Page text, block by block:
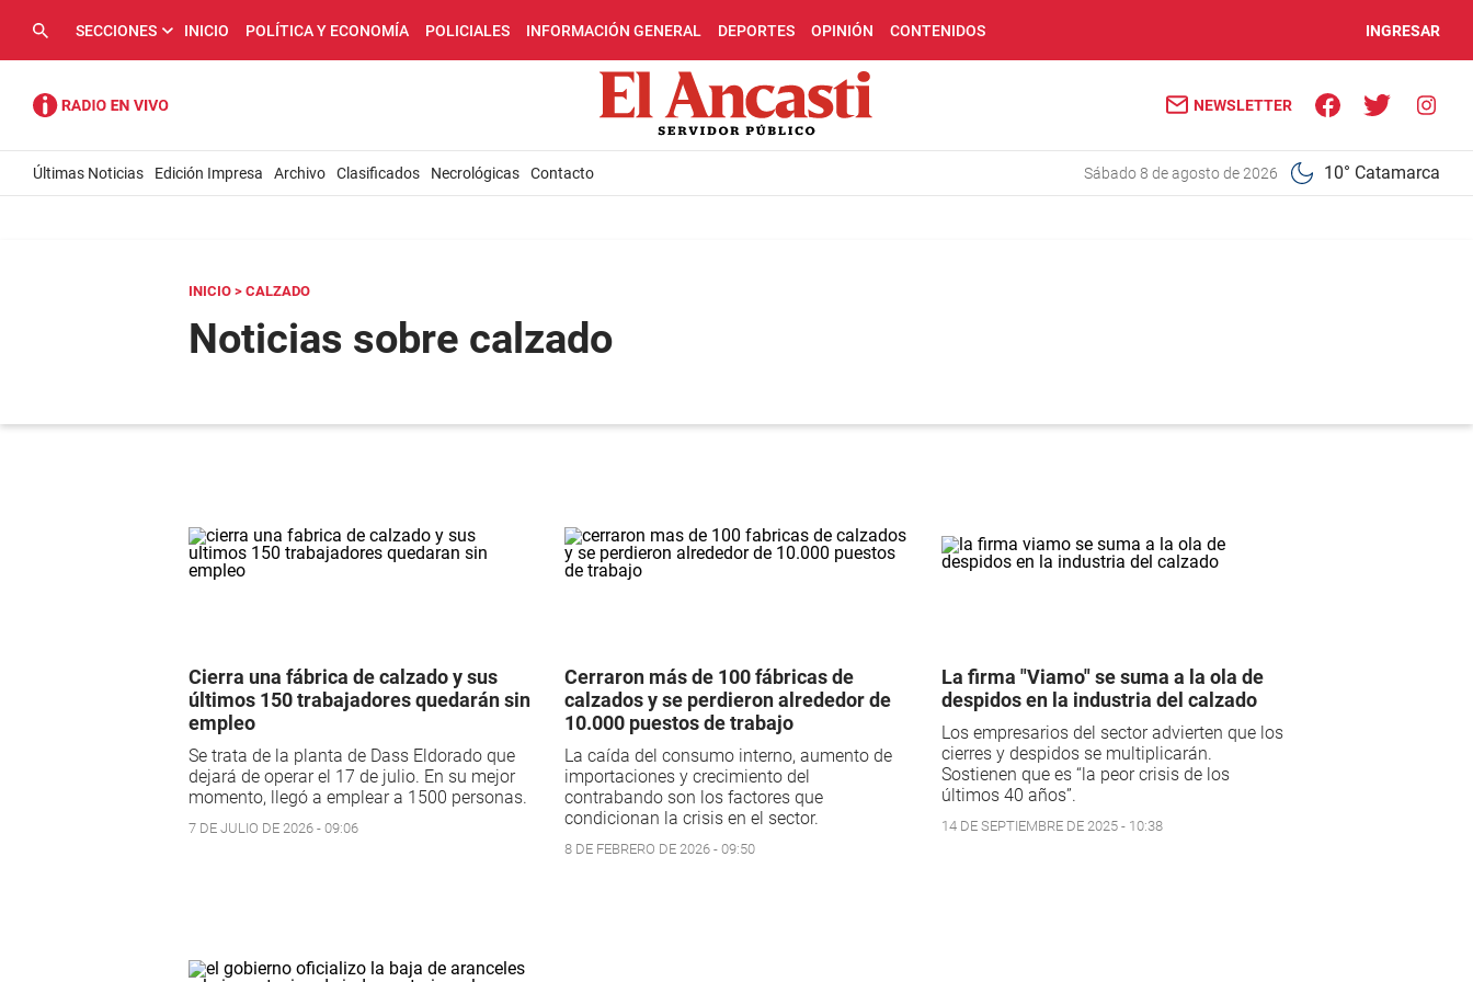
SECCIONES INICIO POLÍTICA Y ECONOMÍA POLICIALES INFORMACIÓN GENERAL DEPORTES OPINIÓN CONTENIDOS INGRESAR
NEWSLETTER
Últimas Noticias Edición Impresa Archivo Clasificados Necrológicas Contacto sábado 8 de agosto de 2026 10° Catamarca
INICIO > CALZADO
Noticias sobre calzado
Cierra una fábrica de calzado y sus
últimos 150 trabajadores quedarán sin
empleo
Se trata de la planta de Dass Eldorado que
dejará de operar el 17 de julio. En su mejor
momento, llegó a emplear a 1500 personas.
7 DE JULIO DE 2026 - 09:06
Cerraron más de 100 fábricas de
calzados y se perdieron alrededor de
10.000 puestos de trabajo
La caída del consumo interno, aumento de
importaciones y crecimiento del
contrabando son los factores que
condicionan la crisis en el sector.
8 DE FEBRERO DE 2026 - 09:50
La firma "Viamo" se suma a la ola de
despidos en la industria del calzado
Los empresarios del sector advierten que los
cierres y despidos se multiplicarán.
Sostienen que es “la peor crisis de los
últimos 40 años”.
14 DE SEPTIEMBRE DE 2025 - 10:38